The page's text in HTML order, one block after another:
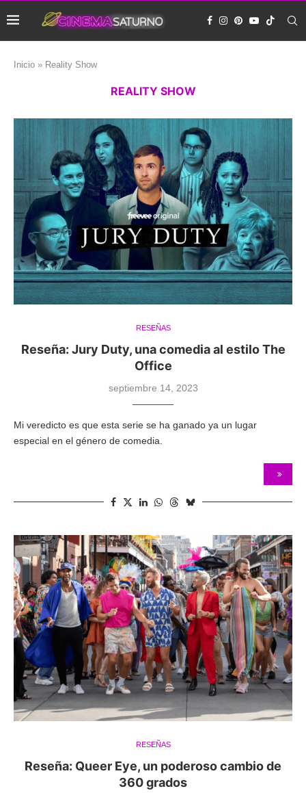
Inicio » Reality Show
REALITY SHOW
RESEÑAS
Reseña: Jury Duty, una comedia al estilo The
Office
septiembre 14, 2023
Mi veredicto es que esta serie se ha ganado ya un lugar
especial en el género de comedia.
RESEÑAS
Reseña: Queer Eye, un poderoso cambio de
360 grados